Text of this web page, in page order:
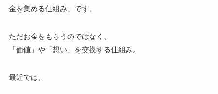
金を集める仕組み」です。
ただお金をもらうのではなく、
「価値」や「想い」を交換する仕組み。
最近では、